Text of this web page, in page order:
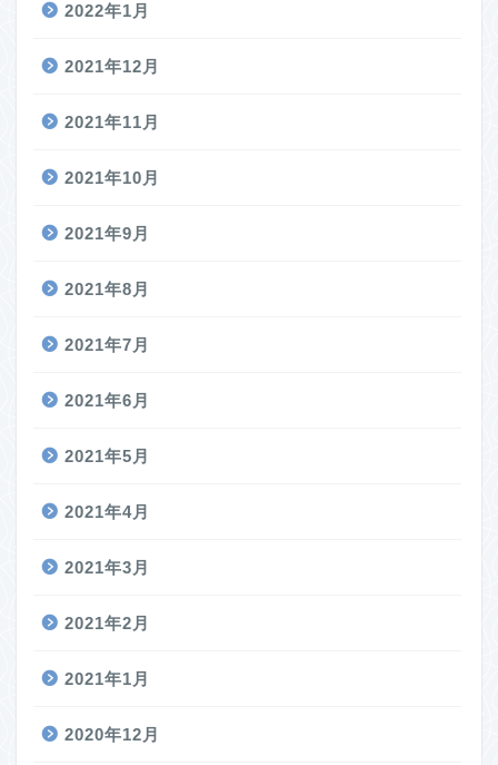
2022年1月
2021年12月
2021年11月
2021年10月
2021年9月
2021年8月
2021年7月
2021年6月
2021年5月
2021年4月
2021年3月
2021年2月
2021年1月
2020年12月